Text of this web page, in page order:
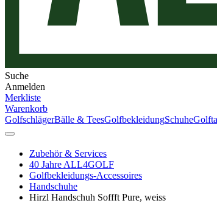
Suche
Anmelden
Merkliste
Warenkorb
GolfschlägerBälle & TeesGolfbekleidungSchuhe
Zubehör & Services
40 Jahre ALL4GOLF
Golfbekleidungs-Accessoires
Handschuhe
Hirzl Handschuh Soffft Pure, weiss